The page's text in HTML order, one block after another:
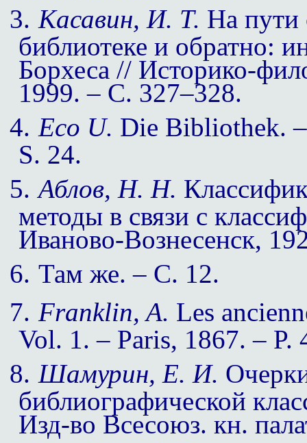
3. Касавин, И. Т. На пути
библиотеке и обратно:
Борхеса // Историко-
1999. – С. 327–328.
4. Eco U. Die Bibliothek.
S. 24.
5. Аблов, Н. Н.
методы в связи с
Иваново-Вознесенск,
6. Там же. – С. 12.
7. Franklin, A. Les
Vol. 1. – Paris, 1867. – P.
8. Шамурин, Е. И.
библиографической
Изд-во Всесоюз. кн.